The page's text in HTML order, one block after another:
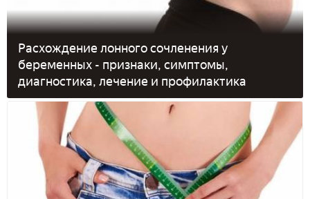
Расхождение лонного сочленения у
беременных - признаки, симптомы,
диагностика, лечение и профилактика